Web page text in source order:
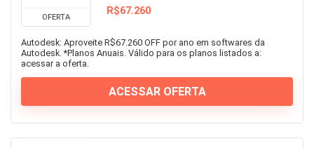
OFERTA
R$67.260
Autodesk: Aproveite R$67.260 OFF por ano em softwares da
Autodesk. *Planos Anuais. Válido para os planos listados a:
acessar a oferta.
ACESSAR OFERTA